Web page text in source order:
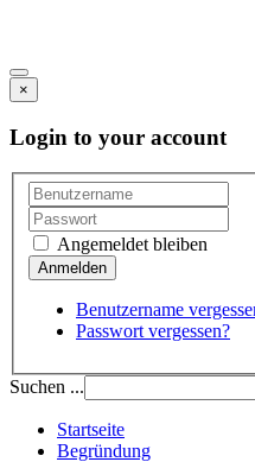
×
Login to your account
Angemeldet bleiben
Benutzername
Passwort vergessen?
Suchen ...
Startseite
Begründung